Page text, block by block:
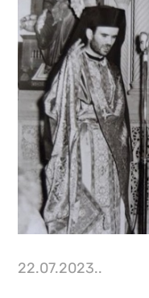
22.07.2023..